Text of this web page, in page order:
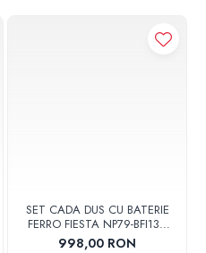
SET CADA DUS CU BATERIE
FERRO FIESTA NP79-BFI13U
CROM
998,00 RON